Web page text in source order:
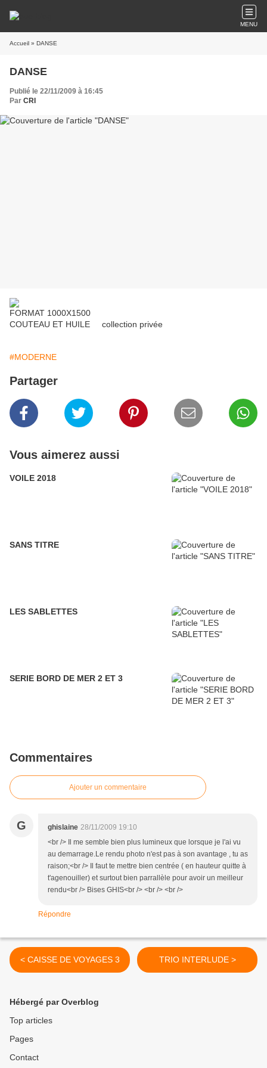
MENU
Accueil » DANSE
DANSE
Publié le 22/11/2009 à 16:45
Par CRI
FORMAT 1000X1500
COUTEAU ET HUILE collection privée
#MODERNE
Partager
Vous aimerez aussi
VOILE 2018
SANS TITRE
LES SABLETTES
SERIE BORD DE MER 2 ET 3
Commentaires
Ajouter un commentaire
G ghislaine 28/11/2009 19:10
<br /> Il me semble bien plus lumineux que lorsque je l'ai vu
au demarrage.Le rendu photo n'est pas à son avantage , tu as
raison;<br /> Il faut te mettre bien centrée ( en hauteur quitte à
t'agenouiller) et surtout bien parrallèle pour avoir un meilleur
rendu<br /> Bises GHIS<br /> <br /> <br />
Répondre
< CAISSE DE VOYAGES 3 TRIO INTERLUDE >
Hébergé par Overblog
Top articles
Pages
Contact